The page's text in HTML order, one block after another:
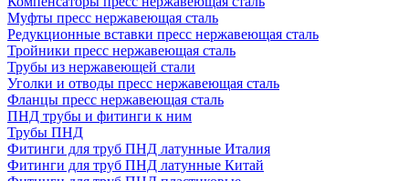
Муфты пресс нержавеющая сталь
Редукционные вставки пресс нержавеющая сталь
Тройники пресс нержавеющая сталь
Трубы из нержавеющей стали
Уголки и отводы пресс нержавеющая сталь
Фланцы пресс нержавеющая сталь
ПНД трубы и фитинги к ним
Трубы ПНД
Фитинги для труб ПНД латунные Италия
Фитинги для труб ПНД латунные Китай